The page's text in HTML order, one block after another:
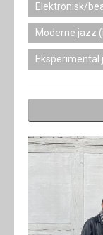
Elektronisk/
Moderne jazz
Eksperimental